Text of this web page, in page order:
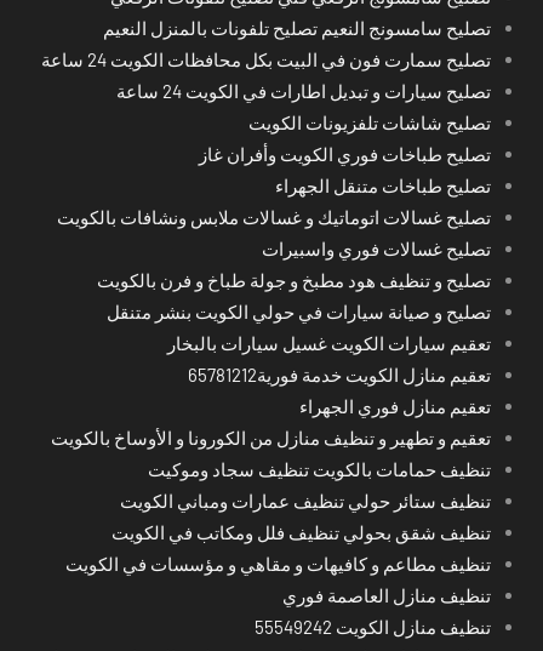
تصليح سامسونج النعيم تصليح تلفونات بالمنزل النعيم
تصليح سمارت فون في البيت بكل محافظات الكويت 24 ساعة
تصليح سيارات و تبديل اطارات في الكويت 24 ساعة
تصليح شاشات تلفزيونات الكويت
تصليح طباخات فوري الكويت وأفران غاز
تصليح طباخات متنقل الجهراء
تصليح غسالات اتوماتيك و غسالات ملابس ونشافات بالكويت
تصليح غسالات فوري واسبيرات
تصليح و تنظيف هود مطبخ و جولة طباخ و فرن بالكويت
تصليح و صيانة سيارات في حولي الكويت بنشر متنقل
تعقيم سيارات الكويت غسيل سيارات بالبخار
تعقيم منازل الكويت خدمة فورية65781212
تعقيم منازل فوري الجهراء
تعقيم و تطهير و تنظيف منازل من الكورونا و الأوساخ بالكويت
تنظيف حمامات بالكويت تنظيف سجاد وموكيت
تنظيف ستائر حولي تنظيف عمارات ومباني الكويت
تنظيف شقق بحولي تنظيف فلل ومكاتب في الكويت
تنظيف مطاعم و كافيهات و مقاهي و مؤسسات في الكويت
تنظيف منازل العاصمة فوري
تنظيف منازل الكويت 55549242